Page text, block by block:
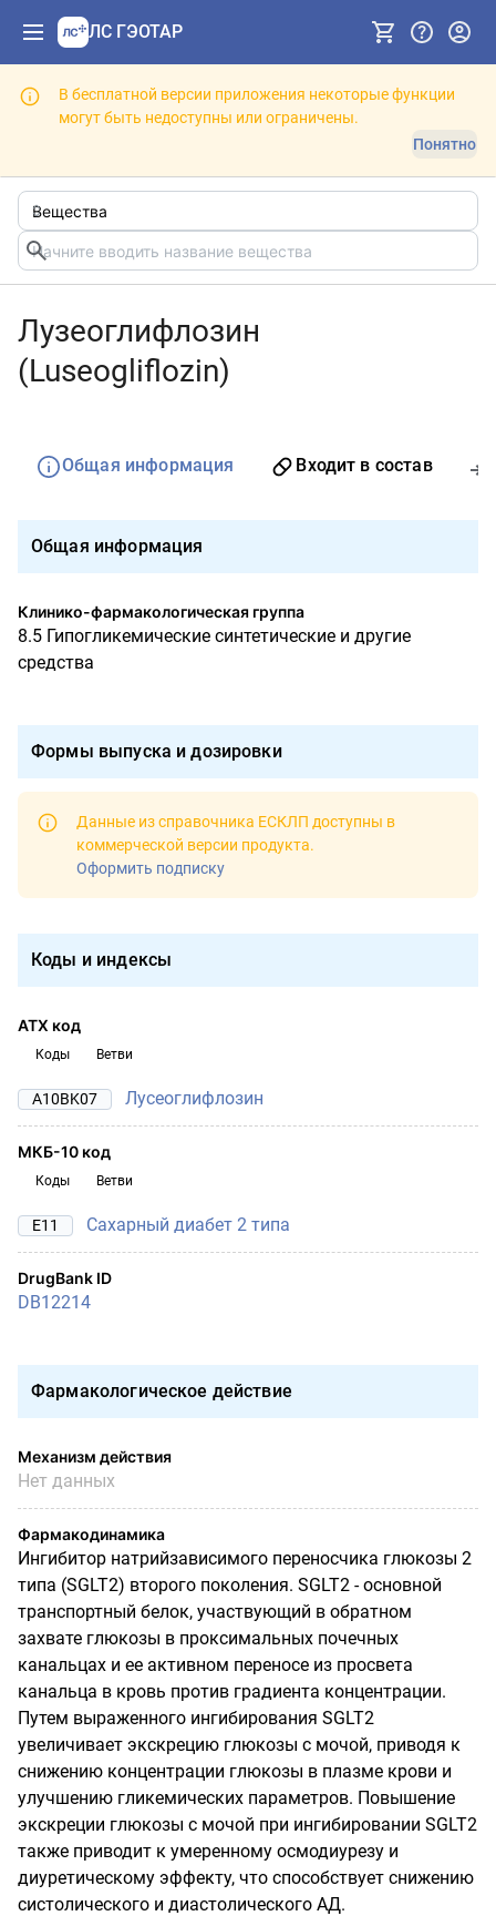
ЛС ГЭОТАР
В бесплатной версии приложения некоторые функции
могут быть недоступны или ограничены.
Понятно
Лузеоглифлозин
(Luseogliflozin)
Общая информация Входит в состав
Общая информация
Клинико-фармакологическая группа
8.5 Гипогликемические синтетические и другие
средства
Формы выпуска и дозировки
Данные из справочника ЕСКЛП доступны в
коммерческой версии продукта.
Оформить подписку
Коды и индексы
АТХ код
Коды Ветви
A10BK07 Лусеоглифлозин
МКБ-10 код
Коды Ветви
E11 Сахарный диабет 2 типа
DrugBank ID
DB12214
Фармакологическое действие
Механизм действия
Нет данных
Фармакодинамика
Ингибитор натрийзависимого переносчика глюкозы 2
типа (SGLT2) второго поколения. SGLT2 - основной
транспортный белок, участвующий в обратном
захвате глюкозы в проксимальных почечных
канальцах и ее активном переносе из просвета
канальца в кровь против градиента концентрации.
Путем выраженного ингибирования SGLT2
увеличивает экскрецию глюкозы с мочой, приводя к
снижению концентрации глюкозы в плазме крови и
улучшению гликемических параметров. Повышение
экскреции глюкозы с мочой при ингибировании SGLT2
также приводит к умеренному осмодиурезу и
диуретическому эффекту, что способствует снижению
систолического и диастолического АД.